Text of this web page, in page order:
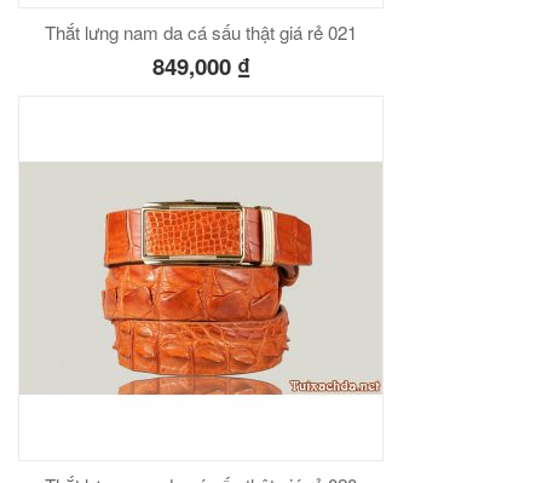
Thắt lưng nam da cá sấu thật giá rẻ 021
849,000 ₫